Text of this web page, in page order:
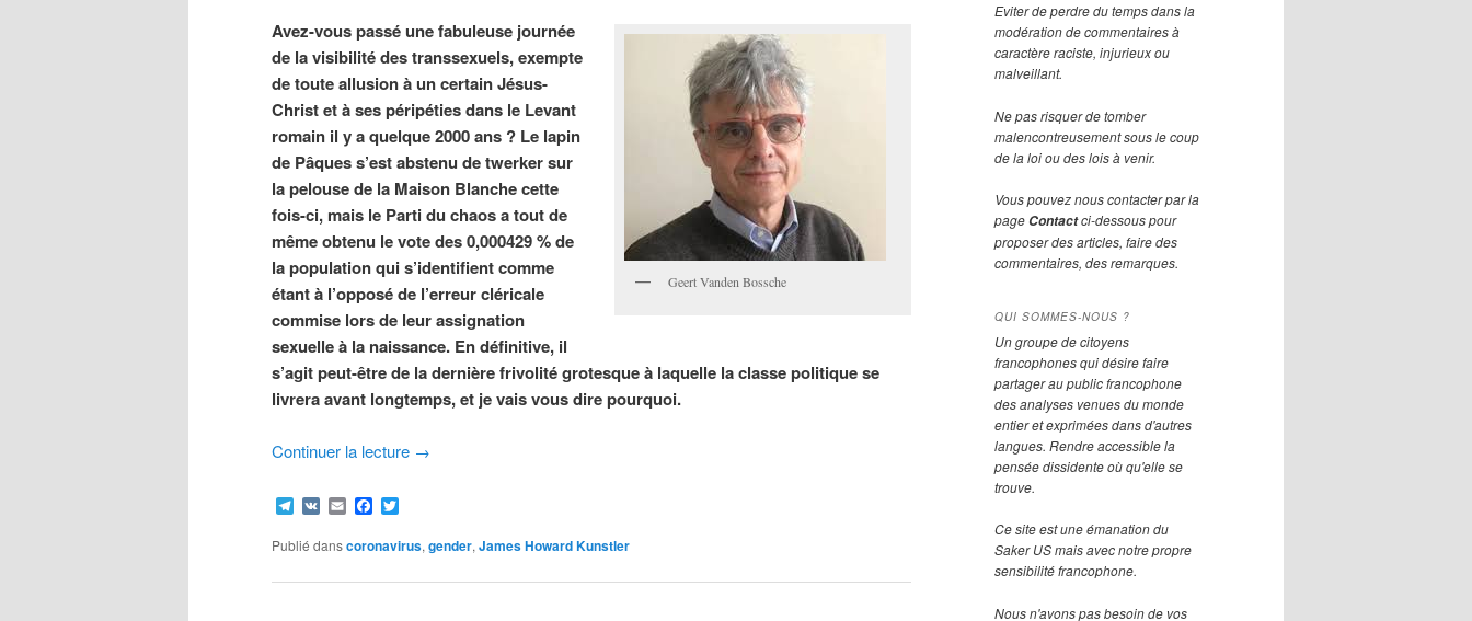
Geert Vanden Bossche
Avez-vous passé une fabuleuse journée
de la visibilité des transsexuels, exempte
de toute allusion à un certain Jésus-
Christ et à ses péripéties dans le Levant
romain il y a quelque 2000 ans ? Le lapin
de Pâques s’est abstenu de twerker sur
la pelouse de la Maison Blanche cette
fois-ci, mais le Parti du chaos a tout de
même obtenu le vote des 0,000429 % de
la population qui s’identifient comme
étant à l’opposé de l’erreur cléricale
commise lors de leur assignation
sexuelle à la naissance. En définitive, il
s’agit peut-être de la dernière frivolité grotesque à laquelle la classe politique se
livrera avant longtemps, et je vais vous dire pourquoi.
Continuer la lecture →
Telegram
VK EmailFacebook
Publié danscoronavirus, gender, James Howard Kunstler
Eviter de perdre du temps dans la
modération de commentaires à
caractère raciste, injurieux ou
malveillant.
Ne pas risquer de tomber
malencontreusement sous le coup
de la loi ou des lois à venir.
Vous pouvez nous contacter par la
page Contactci-dessous pour
proposer des articles, faire des
commentaires, des remarques.
QUI SOMMES-NOUS ?
Un groupe de citoyens
francophones qui désire faire
partager au public francophone
des analyses venues du monde
entier et exprimées dans d'autres
langues. Rendre accessible la
pensée dissidente où qu'elle se
trouve.
Ce site est une émanation du
Saker US mais avec notre propre
sensibilité francophone.
Nous n'avons pas besoin de vos